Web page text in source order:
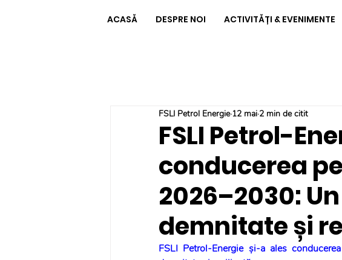
ACASĂ DESPRE NOI ACTIVITĂȚI & EVENIMENTE
FSLI Petrol-
conducerea
2026–2030:
demnitate și
FSLI Petrol Energie 12 mai 2 min de citit
FSLI Petrol-Energie și-a ales